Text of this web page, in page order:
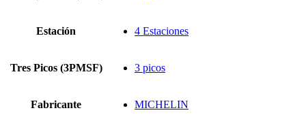
Estación 4 Estaciones
Tres Picos (3PMSF) 3 picos
Fabricante MICHELIN